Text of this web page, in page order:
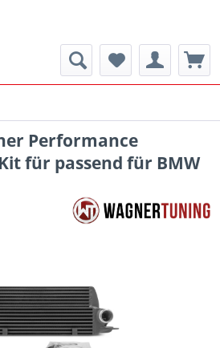
Performance
für passend für BMW